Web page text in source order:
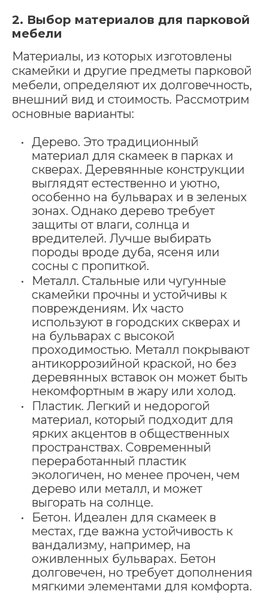
2. Выбор материалов для парковой
мебели
Материалы, из которых изготовлены
скамейки и другие предметы парковой
мебели, определяют их долговечность,
внешний вид и стоимость. Рассмотрим
основные варианты:
Дерево. Это традиционный
материал для скамеек в парках и
скверах. Деревянные конструкции
выглядят естественно и уютно,
особенно на бульварах и в зеленых
зонах. Однако дерево требует
защиты от влаги, солнца и
вредителей. Лучше выбирать
породы вроде дуба, ясеня или
сосны с пропиткой.
Металл. Стальные или чугунные
скамейки прочны и устойчивы к
повреждениям. Их часто
используют в городских скверах и
на бульварах с высокой
проходимостью. Металл покрывают
антикоррозийной краской, но без
деревянных вставок он может быть
некомфортным в жару или холод.
Пластик. Легкий и недорогой
материал, который подходит для
ярких акцентов в общественных
пространствах. Современный
переработанный пластик
экологичен, но менее прочен, чем
дерево или металл, и может
выгорать на солнце.
Бетон. Идеален для скамеек в
местах, где важна устойчивость к
вандализму, например, на
оживленных бульварах. Бетон
долговечен, но требует дополнения
мягкими элементами для комфорта.